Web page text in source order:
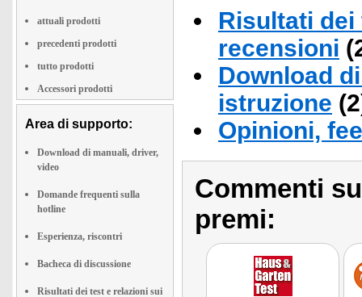
attuali prodotti
precedenti prodotti
tutto prodotti
Accessori prodotti
Area di supporto:
Download di manuali, driver,
video
Domande frequenti sulla
hotline
Esperienza, riscontri
Bacheca di discussione
Risultati dei test e relazioni sui
Risultati
recensioni
Download
istruzione
Opinioni,
Commenti
premi: